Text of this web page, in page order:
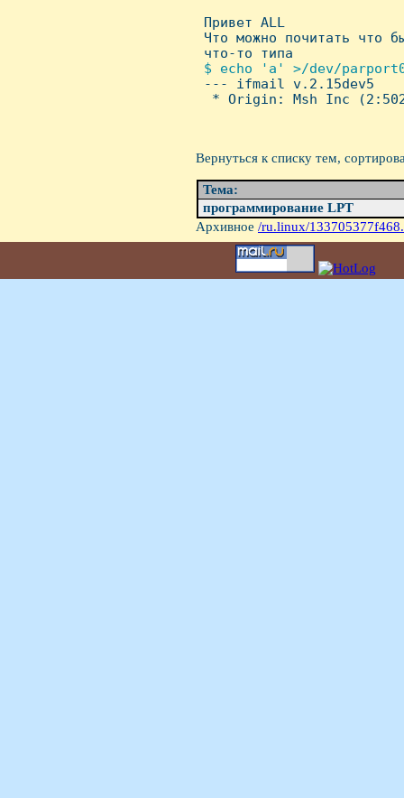
Привет ALL
Что можно почитать что
что-то типа
$ echo 'a' >/dev/
--- ifmail v.2.15dev5
* Origin: Msh Inc
Вернуться к списку тем,
Тема:
программирование LPT
Архивное /ru.linux/